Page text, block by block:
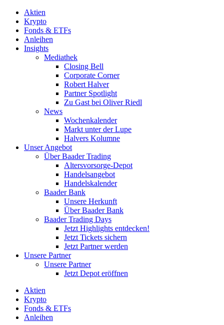
Aktien
Krypto
Fonds & ETFs
Anleihen
Insights
Mediathek
Closing Bell
Corporate Corner
Robert Halver
Partner Spotlight
Zu Gast bei Oliver Riedl
News
Wochenkalender
Markt unter der Lupe
Halvers Kolumne
Unser Angebot
Über Baader Trading
Altersvorsorge-Depot
Handelsangebot
Handelskalender
Baader Bank
Unsere Herkunft
Über Baader Bank
Baader Trading Days
Jetzt Highlights entdecken!
Jetzt Tickets sichern
Jetzt Partner werden
Unsere Partner
Unsere Partner
Jetzt Depot eröffnen
Aktien
Krypto
Fonds & ETFs
Anleihen